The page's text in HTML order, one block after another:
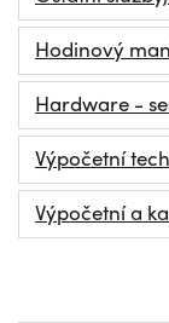
Hodinový
Hardware -
Výpočetní
Výpočetní a